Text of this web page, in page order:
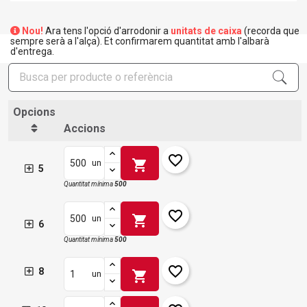
Afegir a la llista de desitjos
Crear una llista de desitjos
Nom de la llista de desitjos
Connectar-se
Cal que connecteu per a desar els productes a la vostra
llista de desitjos.
Nou! Ara tens l'opció d'arrodonir a unitats de caixa (recorda que
sempre serà a l'alça). Et confirmarem quantitat amb l'albarà
d'entrega.
Opcions
Accions
5
un shopping_cart favorite_border
Quantitat mínima500
6
un shopping_cart favorite_border
Quantitat mínima500
8 un shopping_cart favorite_border